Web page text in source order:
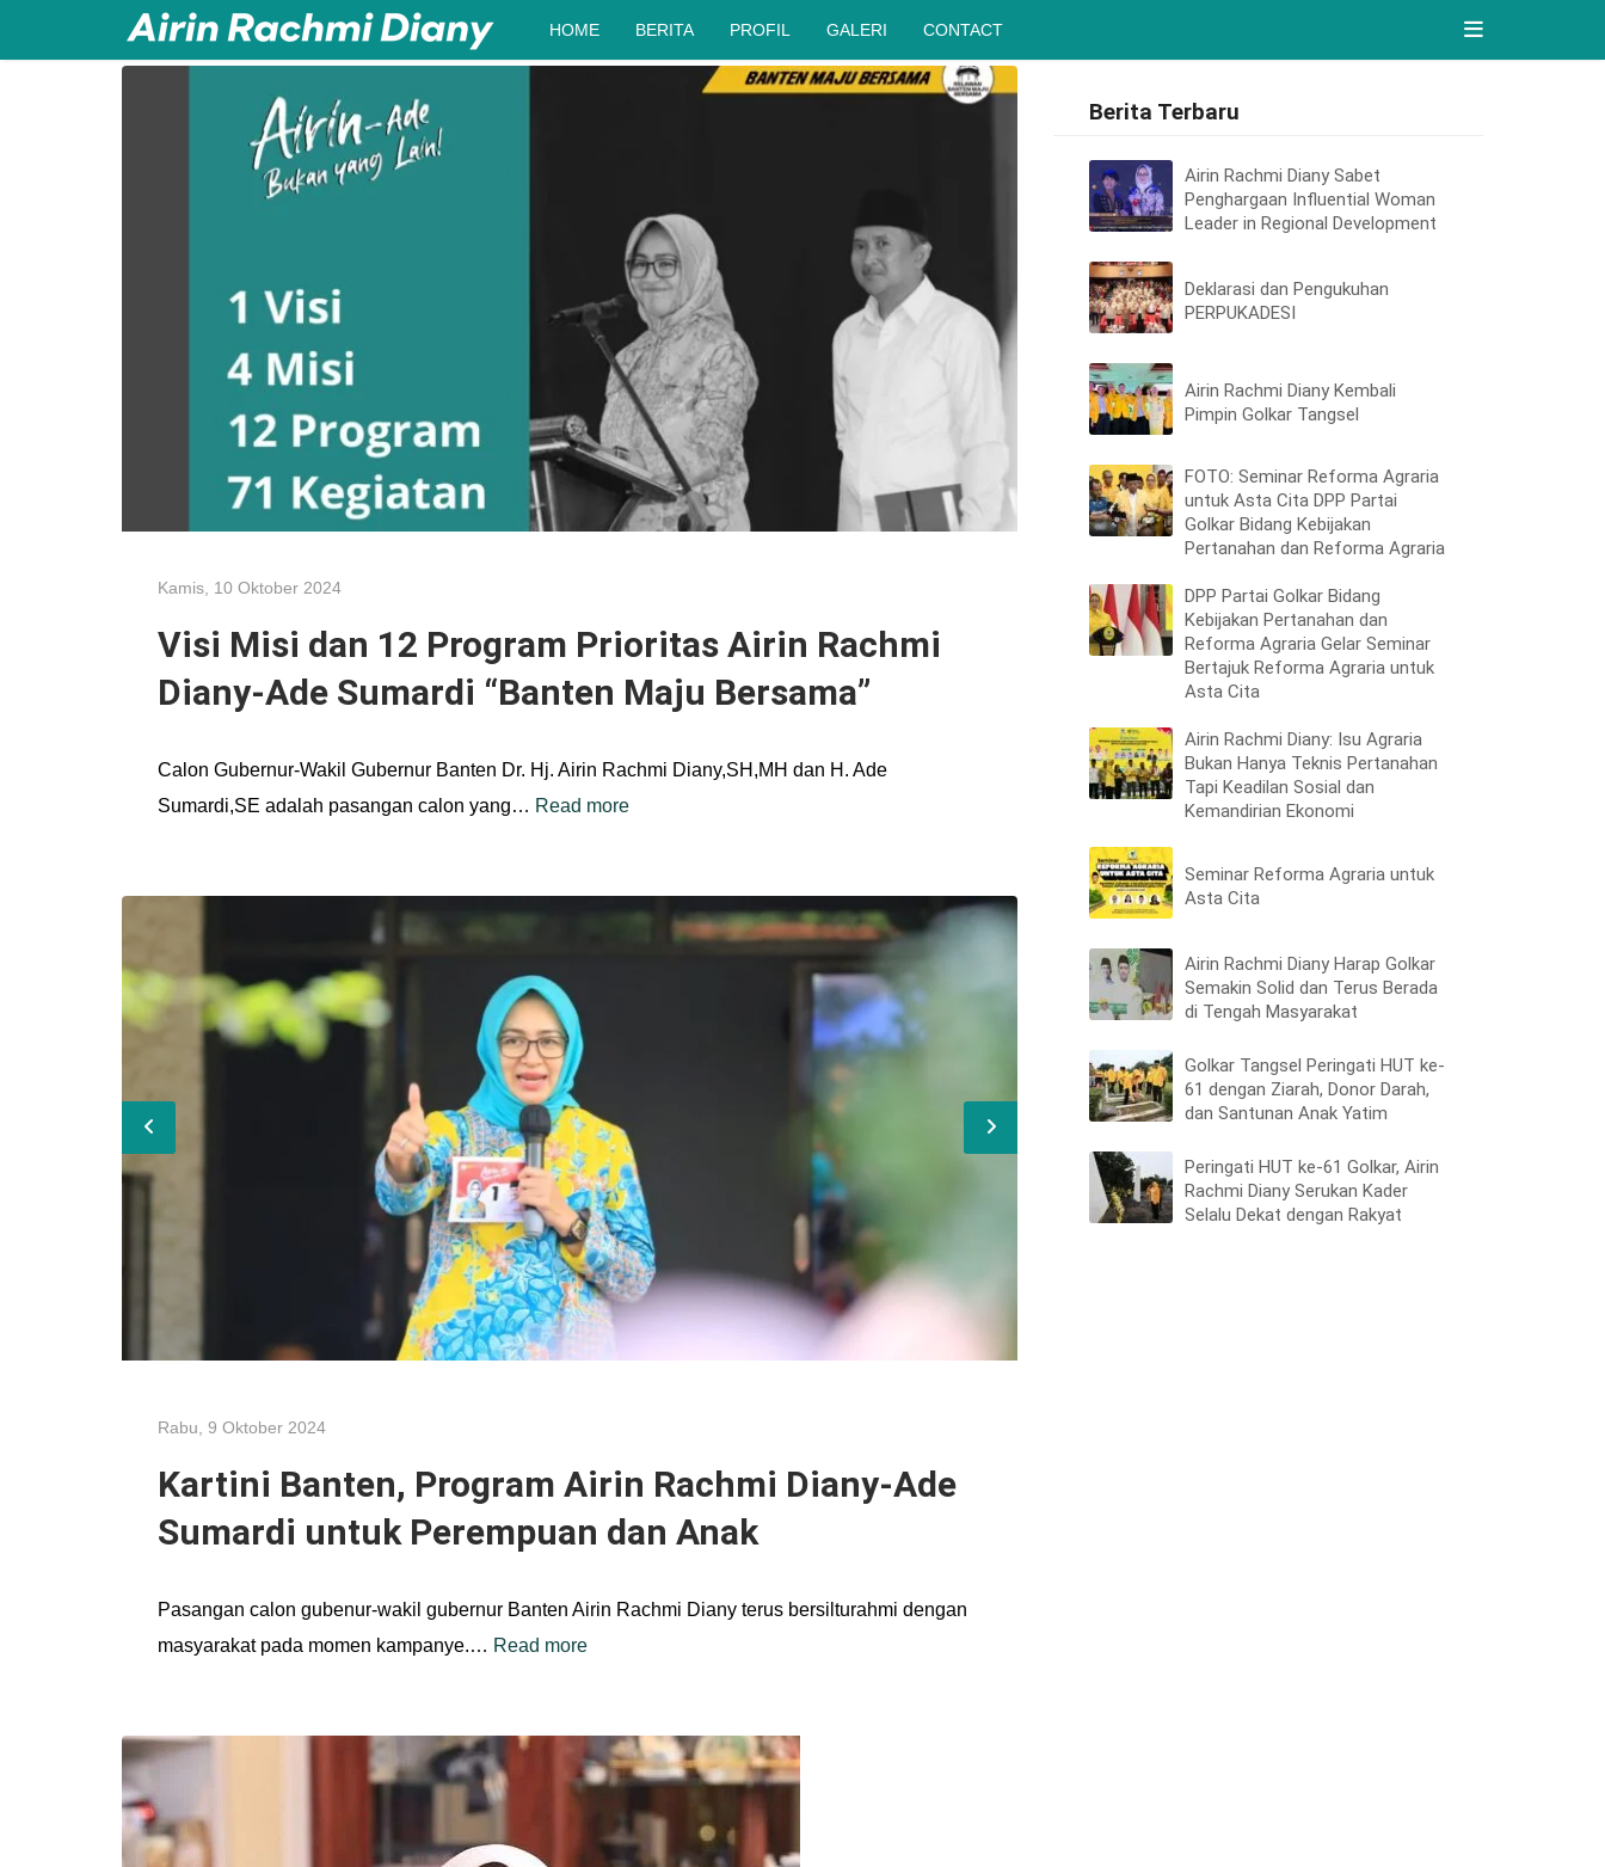
HOME BERITA PROFIL GALERI CONTACT
Kamis, 10 Oktober 2024
Visi Misi dan 12 Program Prioritas Airin Rachmi
Diany-Ade Sumardi “Banten Maju Bersama”
Calon Gubernur-Wakil Gubernur Banten Dr. Hj. Airin Rachmi Diany,SH,MH dan H. Ade
Sumardi,SE adalah pasangan calon yang… Read more
Rabu, 9 Oktober 2024
Kartini Banten, Program Airin Rachmi Diany-Ade
Sumardi untuk Perempuan dan Anak
Pasangan calon gubenur-wakil gubernur Banten Airin Rachmi Diany terus bersilturahmi dengan
masyarakat pada momen kampanye.… Read more
Berita Terbaru
Airin Rachmi Diany Sabet
Penghargaan Influential Woman
Leader in Regional Development
Deklarasi dan Pengukuhan
PERPUKADESI
Airin Rachmi Diany Kembali
Pimpin Golkar Tangsel
FOTO: Seminar Reforma Agraria
untuk Asta Cita DPP Partai
Golkar Bidang Kebijakan
Pertanahan dan Reforma Agraria
DPP Partai Golkar Bidang
Kebijakan Pertanahan dan
Reforma Agraria Gelar Seminar
Bertajuk Reforma Agraria untuk
Asta Cita
Airin Rachmi Diany: Isu Agraria
Bukan Hanya Teknis Pertanahan
Tapi Keadilan Sosial dan
Kemandirian Ekonomi
Seminar Reforma Agraria untuk
Asta Cita
Airin Rachmi Diany Harap Golkar
Semakin Solid dan Terus Berada
di Tengah Masyarakat
Golkar Tangsel Peringati HUT ke-
61 dengan Ziarah, Donor Darah,
dan Santunan Anak Yatim
Peringati HUT ke-61 Golkar, Airin
Rachmi Diany Serukan Kader
Selalu Dekat dengan Rakyat